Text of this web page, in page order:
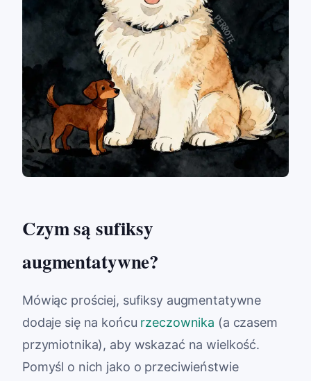
Czym są sufiksy
augmentatywne?
Mówiąc prościej, sufiksy augmentatywne
dodaje się na końcu rzeczownika (a czasem
przymiotnika), aby wskazać na wielkość.
Pomyśl o nich jako o przeciwieństwie